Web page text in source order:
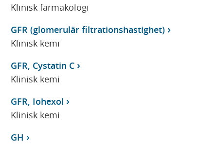
Klinisk farmakologi
GFR (glomerulär filtrationshastighet)
Klinisk kemi
GFR, Cystatin C
Klinisk kemi
GFR, Iohexol
Klinisk kemi
GH